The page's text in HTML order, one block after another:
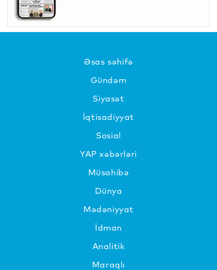
Əsas səhifə
Gündəm
Siyasət
İqtisadiyyat
Sosial
YAP xəbərləri
Müsahibə
Dünya
Mədəniyyat
İdman
Analitik
Maraqlı